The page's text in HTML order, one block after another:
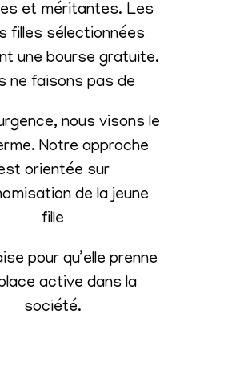
et méritantes. Les
filles sélectionnées
une bourse gratuite.
ne faisons pas de
nous visons le
Notre approche
orientée sur
de la jeune
fille
pour qu’elle prenne
active dans la
société.